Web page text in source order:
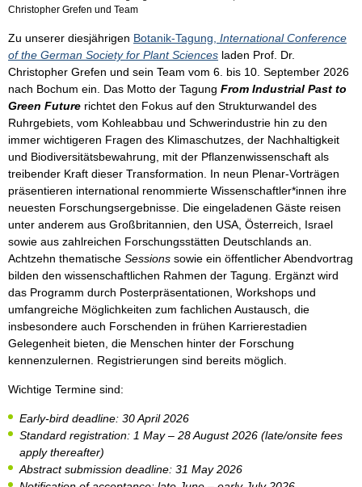
Christopher Grefen und Team
Zu unserer diesjährigen Botanik-Tagung, International Conference
of the German Society for Plant Sciences laden Prof. Dr.
Christopher Grefen und sein Team vom 6. bis 10. September 2026
nach Bochum ein. Das Motto der Tagung From Industrial Past to
Green Future richtet den Fokus auf den Strukturwandel des
Ruhrgebiets, vom Kohleabbau und Schwerindustrie hin zu den
immer wichtigeren Fragen des Klimaschutzes, der Nachhaltigkeit
und Biodiversitätsbewahrung, mit der Pflanzenwissenschaft als
treibender Kraft dieser Transformation. In neun Plenar-Vorträgen
präsentieren international renommierte Wissenschaftler*innen ihre
neuesten Forschungsergebnisse. Die eingeladenen Gäste reisen
unter anderem aus Großbritannien, den USA, Österreich, Israel
sowie aus zahlreichen Forschungsstätten Deutschlands an.
Achtzehn thematische Sessions sowie ein öffentlicher Abendvortrag
bilden den wissenschaftlichen Rahmen der Tagung. Ergänzt wird
das Programm durch Posterpräsentationen, Workshops und
umfangreiche Möglichkeiten zum fachlichen Austausch, die
insbesondere auch Forschenden in frühen Karrierestadien
Gelegenheit bieten, die Menschen hinter der Forschung
kennenzulernen. Registrierungen sind bereits möglich.
Wichtige Termine sind:
Early-bird deadline: 30 April 2026
Standard registration: 1 May – 28 August 2026 (late/onsite fees
apply thereafter)
Abstract submission deadline: 31 May 2026